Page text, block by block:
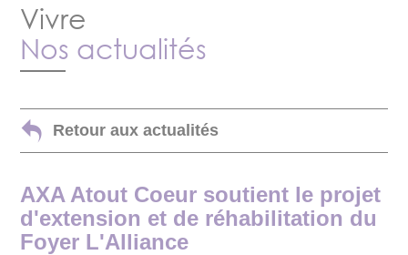
Vivre
Nos actualités
Retour aux actualités
AXA Atout Coeur soutient le projet
d'extension et de réhabilitation du
Foyer L'Alliance